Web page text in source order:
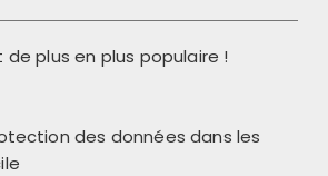
plus en plus populaire !
des données dans les